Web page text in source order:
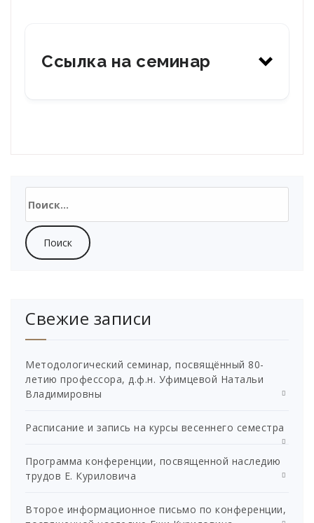
Ссылка на семинар
https://us02web.zoom.us/j/86397604407
Свежие записи
Методологический семинар, посвящённый 80-
летию профессора, д.ф.н. Уфимцевой Натальи
Владимировны
Расписание и запись на курсы весеннего семестра
Программа конференции, посвященной наследию
трудов Е. Куриловича
Второе информационное письмо по конференции,